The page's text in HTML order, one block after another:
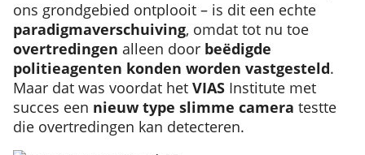
ons grondgebied ontplooit – is dit een echte
paradigmaverschuiving, omdat tot nu toe
overtredingen alleen door beëdigde
politieagenten konden worden vastgesteld.
Maar dat was voordat het VIAS Institute met
succes een nieuw type slimme camera testte
die overtredingen kan detecteren.